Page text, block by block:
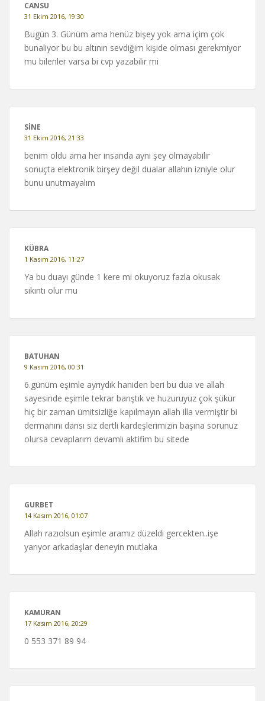
CANSU
31 Ekim 2016, 19:30
Bugün 3. Günüm ama henüz bişey yok ama içim çok
bunaliyor bu bu altının sevdiğim kişide olması gerekmiyor
mu bilenler varsa bi cvp yazabilir mi
SINE
31 Ekim 2016, 21:33
benim oldu ama her insanda aynı şey olmayabilir
sonuçta elektronik birşey değil dualar allahın izniyle olur
bunu unutmayalım
KÜBRA
1 Kasım 2016, 11:27
Ya bu duayı günde 1 kere mi okuyoruz fazla okusak
sıkıntı olur mu
BATUHAN
9 Kasım 2016, 00:31
6.günüm eşimle ayrıydık haniden beri bu dua ve allah
sayesinde eşimle tekrar barıştık ve huzuruyuz çok şükür
hiç bir zaman ümitsizliğe kapılmayın allah illa vermiştir bi
dermanını darısı siz dertli kardeşlerimizin başına sorunuz
olursa cevaplarım devamlı aktifim bu sitede
GURBET
14 Kasım 2016, 01:07
Allah razıolsun eşimle aramız düzeldi gercekten..işe
yarıyor arkadaşlar deneyin mutlaka
KAMURAN
17 Kasım 2016, 20:29
0 553 371 89 94